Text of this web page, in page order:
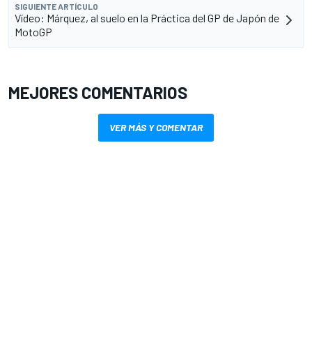
SIGUIENTE ARTÍCULO
Vídeo: Márquez, al suelo en la Práctica del GP de Japón de
MotoGP
MEJORES COMENTARIOS
VER MÁS Y COMENTAR